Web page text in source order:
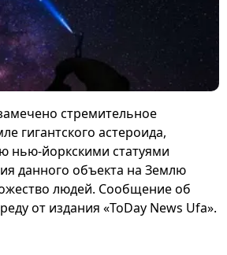
стремительное
гигантского астероида,
нью-йоркскими статуями
данного объекта на Землю
людей. Сообщение об
от издания «ToDay News Ufa».